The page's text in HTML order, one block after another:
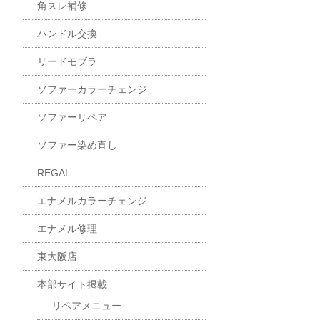
角スレ補修
ハンドル交換
リードモブラ
ソファーカラーチェンジ
ソファーリペア
ソファー染め直し
REGAL
エナメルカラーチェンジ
エナメル修理
東大阪店
本部サイト掲載
リペアメニュー